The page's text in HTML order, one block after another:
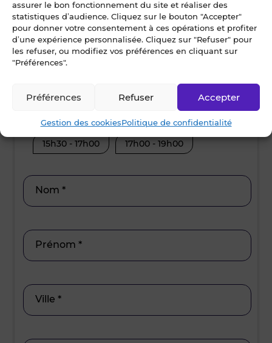
assurer le bon fonctionnement du site et réaliser des
statistiques d’audience. Cliquez sur le bouton "Accepter"
pour donner votre consentement à ces opérations et profiter
d’une expérience personnalisée. Cliquez sur "Refuser" pour
les refuser, ou modifiez vos préférences en cliquant sur
"Préférences".
Accepter
Refuser
Préférences
Gestion des cookiesPolitique de confidentialité
Dès que possible
lundi • 10 août 2026
Je suis disponible toute la journée
12h00 - 14h00 14h00 - 15h30
15h30 - 17h00 17h00 - 19h00
Je suis
08h30 -
Nom *
Prénom *
Ville *